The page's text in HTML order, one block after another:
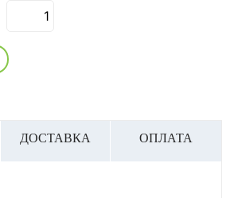
ДОСТАВКА ОПЛАТА